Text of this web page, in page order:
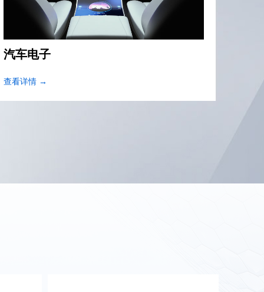
电脑设备
查看详情 →